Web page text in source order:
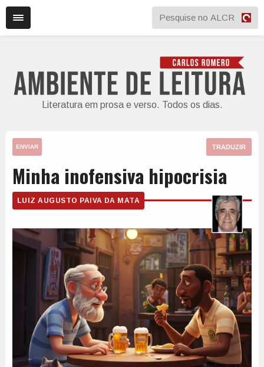
Literatura em prosa e verso. Todos os dias.
ENVIAR TRADUZIR
Minha inofensiva hipocrisia
LUIZ AUGUSTO PAIVA DA MATA